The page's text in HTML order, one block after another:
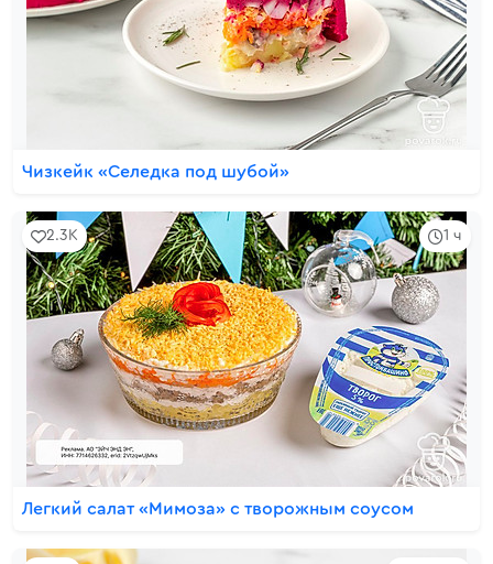
Чизкейк «Селедка под шубой»
1 ч
2.3K
Легкий салат «Мимоза» с творожным соусом